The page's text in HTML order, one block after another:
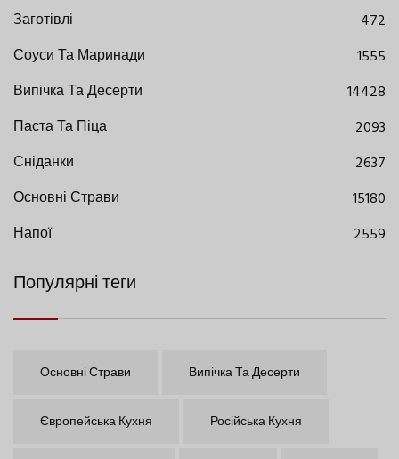
Заготівлі
472
Соуси Та Маринади
1555
Випічка Та Десерти
14428
Паста Та Піца
2093
Сніданки
2637
Основні Страви
15180
Напої
2559
Популярні теги
Основні Страви Випічка Та Десерти
Європейська Кухня Російська Кухня